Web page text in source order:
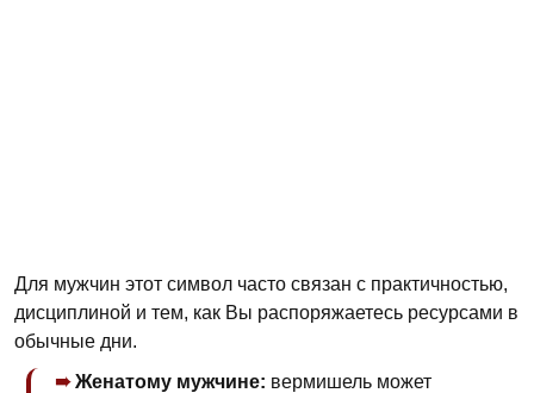
Для мужчин этот символ часто связан с практичностью,
дисциплиной и тем, как Вы распоряжаетесь ресурсами в
обычные дни.
Женатому мужчине: вермишель может